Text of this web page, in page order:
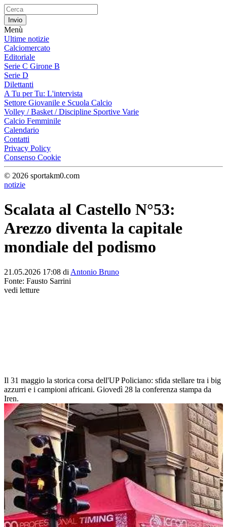
Menù
Ultime notizie
Calciomercato
Editoriale
Serie C Girone B
Serie D
Dilettanti
A Tu per Tu: L'intervista
Settore Giovanile e Scuola Calcio
Volley / Basket / Discipline Sportive Varie
Calcio Femminile
Calendario
Contatti
Privacy Policy
Consenso Cookie
© 2026 sportakm0.com
notizie
Scalata al Castello N°53:
Arezzo diventa la capitale
mondiale del podismo
21.05.2026 17:08 di Antonio Bruno
Fonte: Fausto Sarrini
vedi letture
Il 31 maggio la storica corsa dell'UP Policiano: sfida stellare tra i big
azzurri e i campioni africani. Giovedì 28 la conferenza stampa da
Iren.